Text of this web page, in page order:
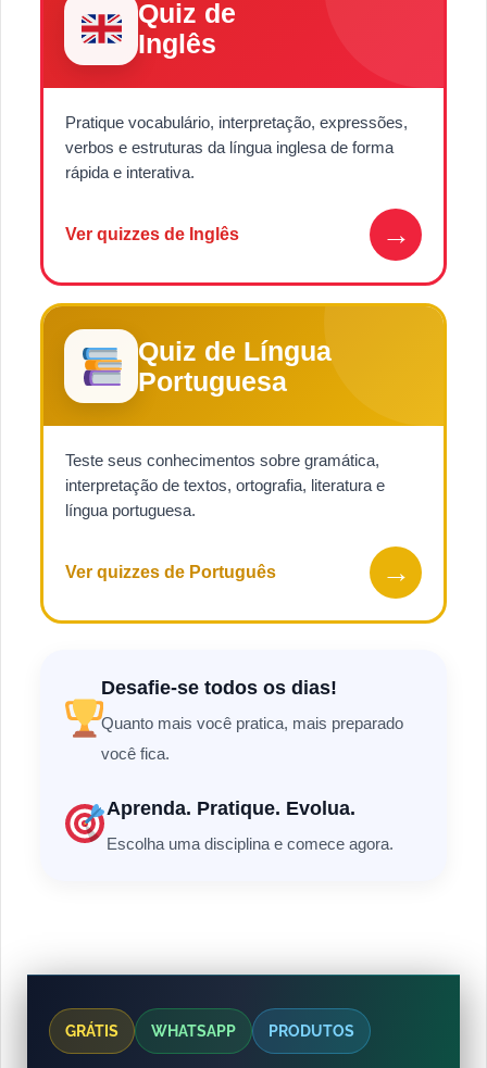
Quiz de
Inglês
Pratique vocabulário, interpretação, expressões,
verbos e estruturas da língua inglesa de forma
rápida e interativa.
Ver quizzes de Inglês →
Quiz de Língua
Portuguesa
Teste seus conhecimentos sobre gramática,
interpretação de textos, ortografia, literatura e
língua portuguesa.
Ver quizzes de Português →
Desafie-se todos os dias!
Quanto mais você pratica, mais preparado
você fica.
Aprenda. Pratique. Evolua.
Escolha uma disciplina e comece agora.
GRÁTIS WHATSAPP PRODUTOS